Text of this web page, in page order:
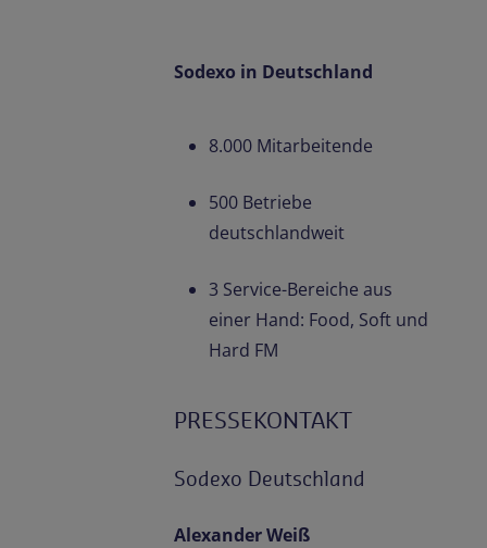
Sodexo in Deutschland
8.000 Mitarbeitende
500 Betriebe
deutschlandweit
3 Service-Bereiche aus
einer Hand: Food, Soft und
Hard FM
PRESSEKONTAKT
Sodexo Deutschland
Alexander Weiß